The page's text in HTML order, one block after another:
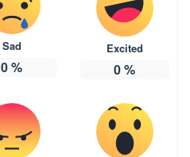
Sad
0%
Excited
0%